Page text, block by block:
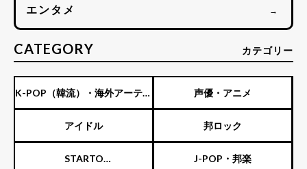
エンタメ →
CATEGORY カテゴリー
K-POP（韓流）・海外アーティ
スト
声優・アニメ
アイドル 邦ロック
STARTO J-POP・邦楽